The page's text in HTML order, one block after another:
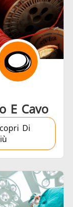
Induction
Data
Tubo
E Cavo
Di